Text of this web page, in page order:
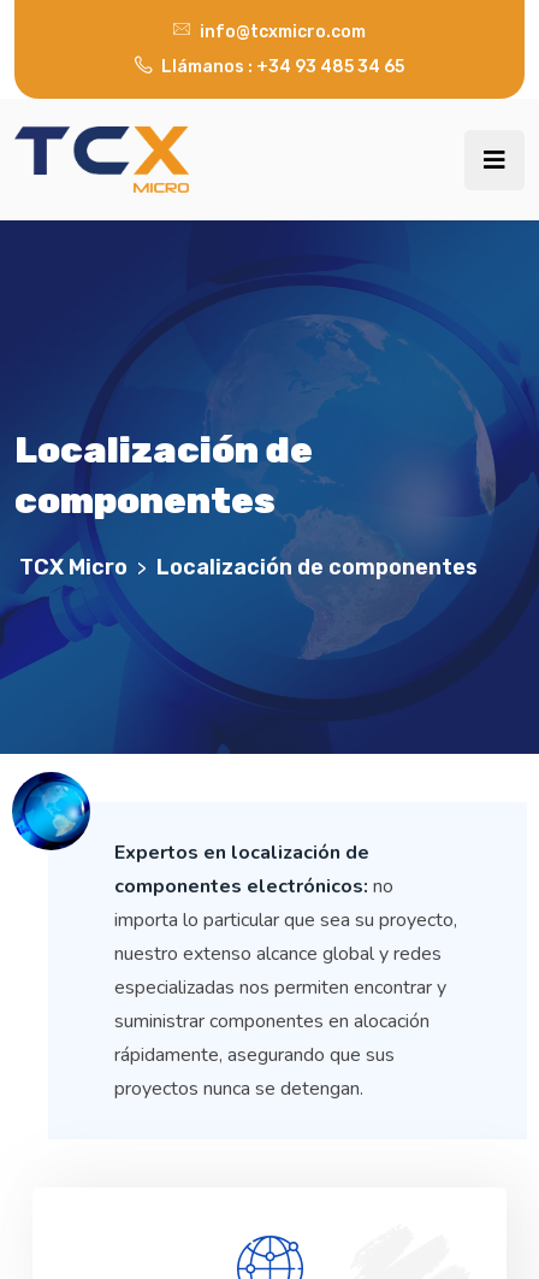
info@tcxmicro.com
Llámanos : +34 93 485 34 65
Localización de
componentes
TCX Micro > Localización de componentes
Expertos en localización de
componentes electrónicos: no
importa lo particular que sea su proyecto,
nuestro extenso alcance global y redes
especializadas nos permiten encontrar y
suministrar componentes en alocación
rápidamente, asegurando que sus
proyectos nunca se detengan.